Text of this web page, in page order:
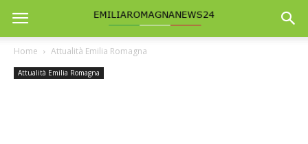
Home Attualità Emilia Romagna
Attualità Emilia Romagna